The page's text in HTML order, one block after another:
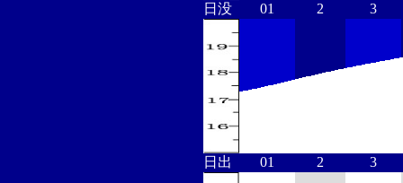
日没 01 2 3
日出 01 2 3